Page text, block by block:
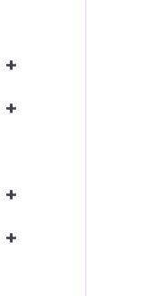
+
+
+
+